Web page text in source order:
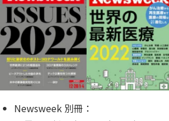
Newsweek 別冊：